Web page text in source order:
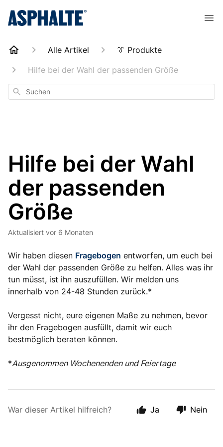
Alle Artikel
👔 Produkte
Hilfe bei der Wahl der passenden Größe
Suchen
Hilfe bei der Wahl
der passenden
Größe
Aktualisiert vor 6 Monaten
Wir haben diesen Fragebogen entworfen, um euch bei
der Wahl der passenden Größe zu helfen. Alles was ihr
tun müsst, ist ihn auszufüllen. Wir melden uns
innerhalb von 24-48 Stunden zurück.*
Vergesst nicht, eure eigenen Maße zu nehmen, bevor
ihr den Fragebogen ausfüllt, damit wir euch
bestmöglich beraten können.
*Ausgenommen Wochenenden und Feiertage
War dieser Artikel hilfreich? Ja Nein